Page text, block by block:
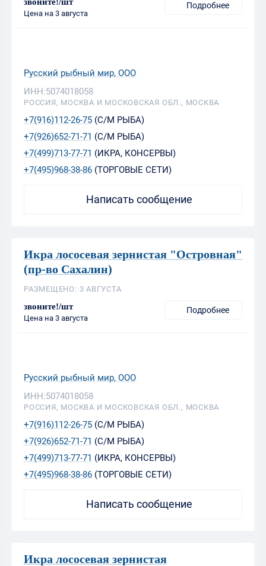
Цена на 3 августа
Подробнее
Русский рыбный мир, ООО
ИНН:5074018058
РОССИЯ, МОСКВА И МОСКОВСКАЯ ОБЛ., МОСКВА
+7(916)112-26-75 (С/М РЫБА)
+7(926)652-71-71 (С/М РЫБА)
+7(499)713-77-71 (ИКРА, КОНСЕРВЫ)
+7(495)968-38-86 (ТОРГОВЫЕ СЕТИ)
Написать сообщение
Икра лососевая зернистая "Островная"
(пр-во Сахалин)
РАЗМЕЩЕНО: 3 АВГУСТА
звоните!/шт
Цена на 3 августа
Подробнее
Русский рыбный мир, ООО
ИНН:5074018058
РОССИЯ, МОСКВА И МОСКОВСКАЯ ОБЛ., МОСКВА
+7(916)112-26-75 (С/М РЫБА)
+7(926)652-71-71 (С/М РЫБА)
+7(499)713-77-71 (ИКРА, КОНСЕРВЫ)
+7(495)968-38-86 (ТОРГОВЫЕ СЕТИ)
Написать сообщение
Икра лососевая зернистая